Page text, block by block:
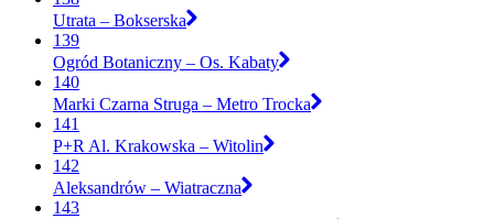
Utrata – Bokserska
139
Ogród Botaniczny – Os. Kabaty
140
Marki Czarna Struga – Metro Trocka
141
P+R Al. Krakowska – Witolin
142
Aleksandrów – Wiatraczna
143